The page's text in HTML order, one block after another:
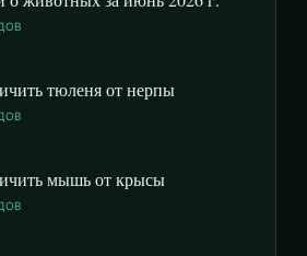
тюленя от нерпы
мышь от крысы